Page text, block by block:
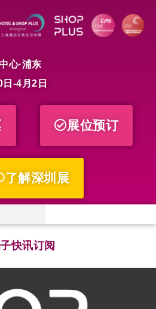
心·浦东
-4月2日
展位预订
了解深圳展
快讯订阅